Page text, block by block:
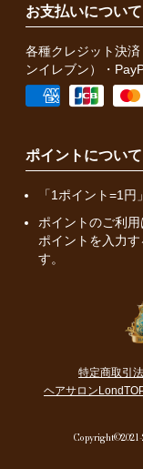
お支払いについて
各種クレジット決
ンイレブン）・
ポイントについて
「1ポイント=1円
ポイントのご利
ポイントを入力
す。
特定商取引
ヘアサロン